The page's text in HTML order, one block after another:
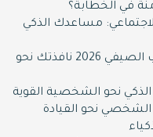
في الخطابة؟
مساعدك الذكي
صيف الإبداع: معسكر التدريب الصيفي 2026 نافذتك نحو
نحو الشخصية القوية
نحو القيادة